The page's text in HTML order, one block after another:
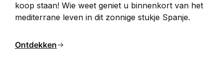
koop staan! Wie weet geniet u binnenkort van het
mediterrane leven in dit zonnige stukje Spanje.​
Ontdekken